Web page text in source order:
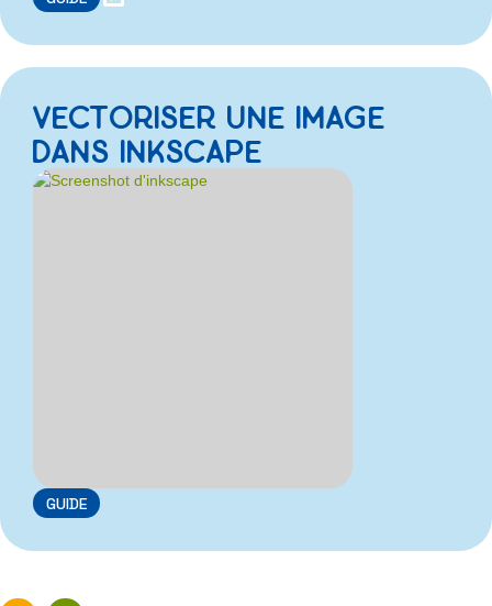
VECTORISER UNE IMAGE
DANS INKSCAPE
GUIDE